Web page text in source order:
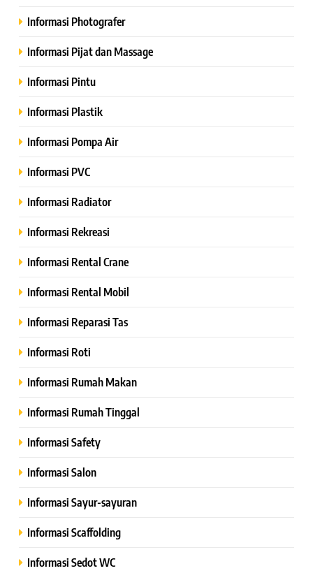
Informasi Photografer
Informasi Pijat dan Massage
Informasi Pintu
Informasi Plastik
Informasi Pompa Air
Informasi PVC
Informasi Radiator
Informasi Rekreasi
Informasi Rental Crane
Informasi Rental Mobil
Informasi Reparasi Tas
Informasi Roti
Informasi Rumah Makan
Informasi Rumah Tinggal
Informasi Safety
Informasi Salon
Informasi Sayur-sayuran
Informasi Scaffolding
Informasi Sedot WC